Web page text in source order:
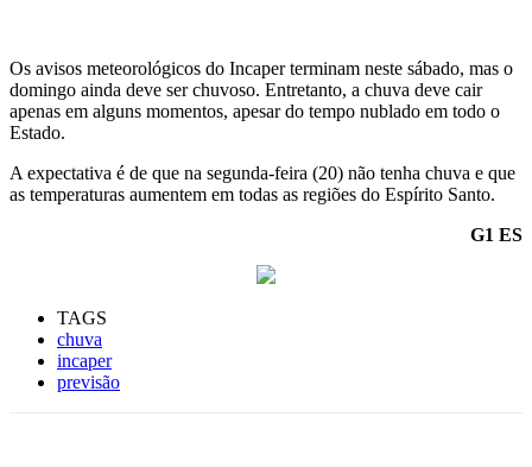
Os avisos meteorológicos do Incaper terminam neste sábado, mas o
domingo ainda deve ser chuvoso. Entretanto, a chuva deve cair
apenas em alguns momentos, apesar do tempo nublado em todo o
Estado.
A expectativa é de que na segunda-feira (20) não tenha chuva e que
as temperaturas aumentem em todas as regiões do Espírito Santo.
G1 ES
TAGS
chuva
incaper
previsão